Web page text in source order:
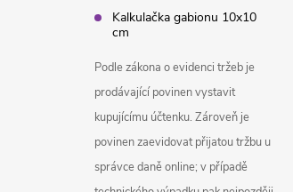
Kalkulačka gabionu 10x10
cm
Podle zákona o evidenci tržeb je
prodávající povinen vystavit
kupujícímu účtenku. Zároveň je
povinen zaevidovat přijatou tržbu u
správce daně online; v případě